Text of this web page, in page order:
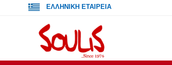
ΕΛΛΗΝΙΚΗ ΕΤΑΙΡΕΙΑ